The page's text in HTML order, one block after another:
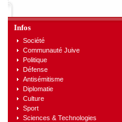
Infos
Société
Communauté Juive
Politique
Défense
Antisémitisme
Diplomatie
Culture
Sport
Sciences & Technologies